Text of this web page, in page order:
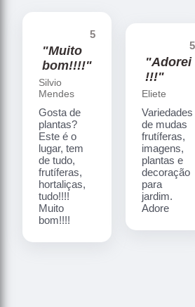
5
"Muito
bom!!!!"
Silvio
Mendes
Gosta de
plantas?
Este é o
lugar, tem
de tudo,
frutíferas,
hortaliças,
tudo!!!!
Muito
bom!!!!
5
"Adorei
!!!"
Eliete
Variedades
de mudas
frutíferas,
imagens,
plantas e
decoração
para
jardim.
Adore